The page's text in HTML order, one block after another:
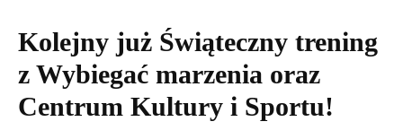
Kolejny już Świąteczny trening
z Wybiegać marzenia oraz
Centrum Kultury i Sportu!